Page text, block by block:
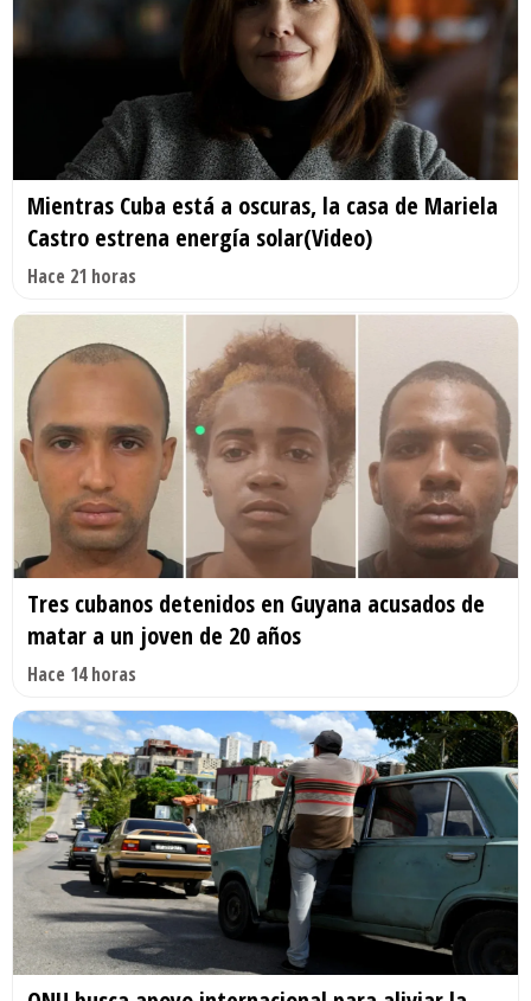
Mientras Cuba está a oscuras, la casa de Mariela
Castro estrena energía solar(Video)
Hace 21 horas
Tres cubanos detenidos en Guyana acusados de
matar a un joven de 20 años
Hace 14 horas